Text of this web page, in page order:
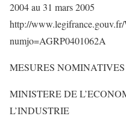
2004 au 31 mars 2005
http://
numjo=AGRP0401062A
MESURES NOMINATIVES
MINISTERE DE
L’INDUSTRIE